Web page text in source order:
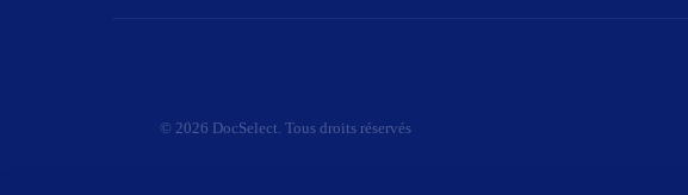
© 2026 DocSelect. Tous droits réservés